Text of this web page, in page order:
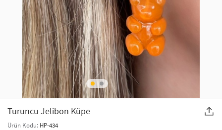
SAÇ AKSESUARLARI
GELİN / DÜĞÜN AKSESUARLARI
TELEFON ASKISI
MAKYAJ ÇANTASI
ŞAL VE FULAR
PARTİ SÜSLERİ
YILBAŞI ÜRÜNLERİ
KULLAN AT TABAK BARDAK SETİ
Turuncu Jelibon Küpe
Ürün Kodu: HP-434